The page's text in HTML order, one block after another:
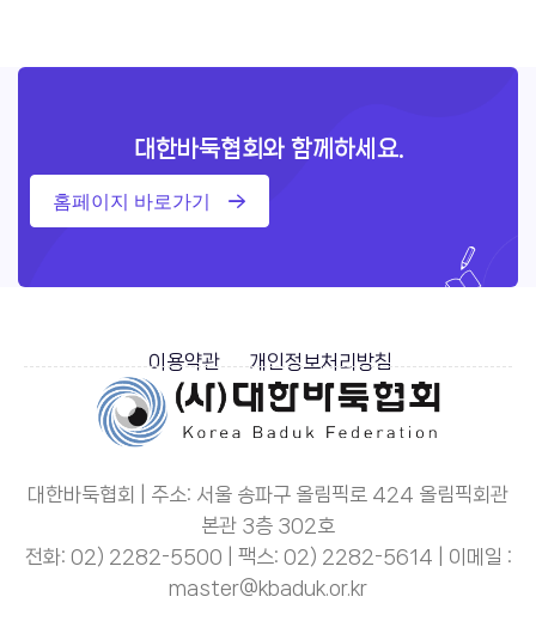
대한바둑협회와 함께하세요.
홈페이지 바로가기
이용약관 개인정보처리방침
대한바둑협회 | 주소: 서울 송파구 올림픽로 424 올림픽회관
본관 3층 302호
전화: 02) 2282-5500 | 팩스: 02) 2282-5614 | 이메일 :
master@kbaduk.or.kr